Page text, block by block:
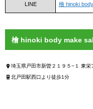
LINE 檜 hinoki
檜 hinoki body make
埼玉県戸田市新曽２１９５−１ 東栄
北戸田駅西口より徒歩1分